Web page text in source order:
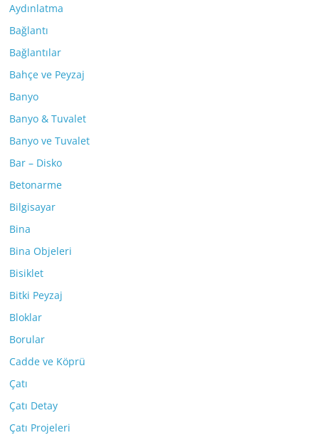
Aydınlatma
Bağlantı
Bağlantılar
Bahçe ve Peyzaj
Banyo
Banyo & Tuvalet
Banyo ve Tuvalet
Bar – Disko
Betonarme
Bilgisayar
Bina
Bina Objeleri
Bisiklet
Bitki Peyzaj
Bloklar
Borular
Cadde ve Köprü
Çatı
Çatı Detay
Çatı Projeleri